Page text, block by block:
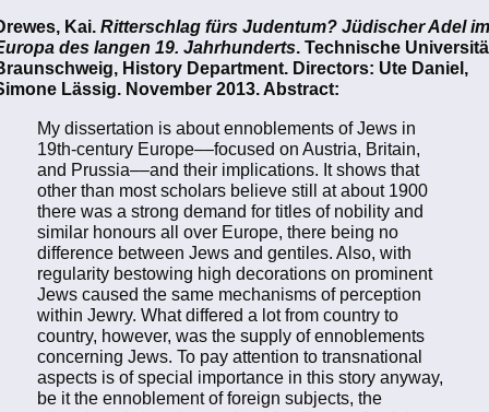
Kai. Ritterschlag fürs Judentum? Jüdischer Adel im
des langen 19. Jahrhunderts. Technische
History Department. Directors: Ute Daniel,
Lässig. November 2013. Abstract:
My dissertation is about ennoblements of Jews in
19th-century Europe––focused on Austria, Britain,
and Prussia––and their implications. It shows that
other than most scholars believe still at about 1900
there was a strong demand for titles of nobility and
similar honours all over Europe, there being no
difference between Jews and gentiles. Also, with
regularity bestowing high decorations on prominent
Jews caused the same mechanisms of perception
within Jewry. What differed a lot from country to
country, however, was the supply of ennoblements
concerning Jews. To pay attention to transnational
aspects is of special importance in this story anyway,
be it the ennoblement of foreign subjects, the